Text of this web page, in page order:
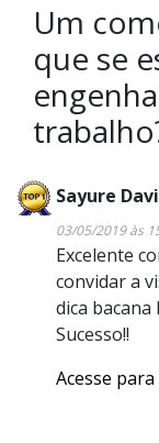
Um
que se
Sayure
03/05/2019 às
Excelente
convidar a
dica
Sucesso!!
Acesse